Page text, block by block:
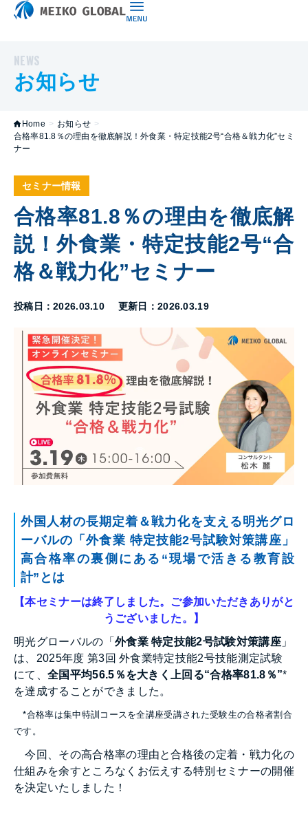
NEWS
お知らせ
Home > お知らせ >
合格率81.8％の理由を徹底解説！外食業・特定技能2号“合格＆戦力化”セミ
ナー
セミナー情報
合格率81.8％の理由を徹底解
説！外食業・特定技能2号“合
格＆戦力化”セミナー
投稿日：2026.03.10 更新日：2026.03.19
外国人材の長期定着＆戦力化を支える明光グロ
ーバルの「外食業 特定技能2号試験対策講座」
高合格率の裏側にある“現場で活きる教育設
計”とは
【本セミナーは終了しました。ご参加いただきありがと
うございました。】
明光グローバルの「 外食業 特定技能2号試験対策講座 」
は、2025年度 第3回 外食業特定技能2号技能測定試験
にて、 全国平均56.5％を大きく上回る“合格率81.8％”*
を達成することができました。
*合格率は集中特訓コースを全講座受講された受験生の合格者割合
です。
今回、その高合格率の理由と合格後の定着・戦力化の
仕組みを余すところなくお伝えする特別セミナーの開催
を決定いたしました！